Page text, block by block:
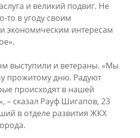
и великий подвиг. Не
то в угоду своим
экономическим интересам
выступили и ветераны. «Мы
прожитому дню. Радуют
происходят в нашей
– сказал Рауф Шигапов, 23
в отделе развития ЖКХ